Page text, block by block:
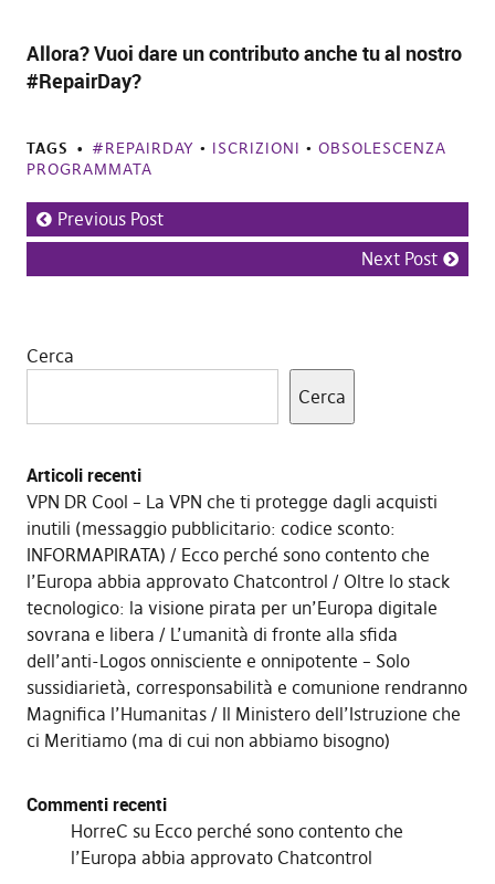
Allora? Vuoi dare un contributo anche tu al nostro
#RepairDay?
TAGS #REPAIRDAY • ISCRIZIONI • OBSOLESCENZA
PROGRAMMATA
Previous Post
Next Post
Cerca
Cerca
Articoli recenti
VPN DR Cool – La VPN che ti protegge dagli acquisti
inutili (messaggio pubblicitario: codice sconto:
INFORMAPIRATA)
Ecco perché sono contento che
l’Europa abbia approvato Chatcontrol
Oltre lo stack
tecnologico: la visione pirata per un’Europa digitale
sovrana e libera
L’umanità di fronte alla sfida
dell’anti-Logos onnisciente e onnipotente – Solo
sussidiarietà, corresponsabilità e comunione rendranno
Magnifica l’Humanitas
Il Ministero dell’Istruzione che
ci Meritiamo (ma di cui non abbiamo bisogno)
Commenti recenti
HorreC su Ecco perché sono contento che
l’Europa abbia approvato Chatcontrol